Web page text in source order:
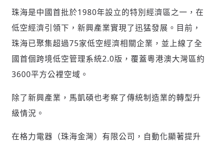
歡迎您加入《旭時報》
掌握國際政經脈動
參與下一波全球科技革命
驗證
珠海是中國首批於1980年設立的特別經濟區之一，在
低空經濟引領下，新興產業實現了迅猛發展。目前，
珠海已聚集超過75家低空經濟相關企業，並上線了全
國首個跨境低空管理系統2.0版，覆蓋粵港澳大灣區約
3600平方公裡空域。
除了新興產業，馬凱碩也考察了傳統制造業的轉型升
級情況。
在格力電器（珠海金灣）有限公司，自動化顯著提升